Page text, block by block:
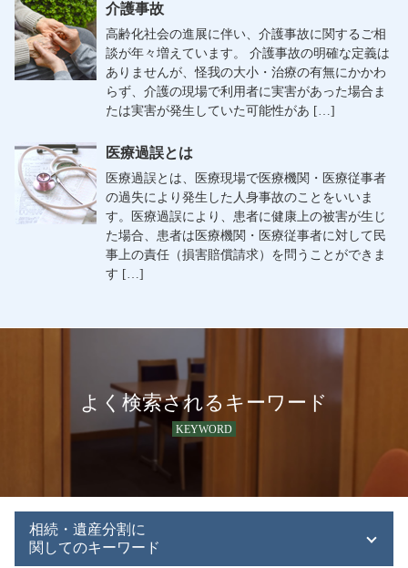
介護事故
高齢化社会の進展に伴い、介護事故に関するご相
談が年々増えています。 介護事故の明確な定義は
ありませんが、怪我の大小・治療の有無にかかわ
らず、介護の現場で利用者に実害があった場合ま
たは実害が発生していた可能性があ […]
医療過誤とは
医療過誤とは、医療現場で医療機関・医療従事者
の過失により発生した人身事故のことをいいま
す。医療過誤により、患者に健康上の被害が生じ
た場合、患者は医療機関・医療従事者に対して民
事上の責任（損害賠償請求）を問うことができま
す […]
よく検索されるキーワード
KEYWORD
相続・遺産分割に
関してのキーワード